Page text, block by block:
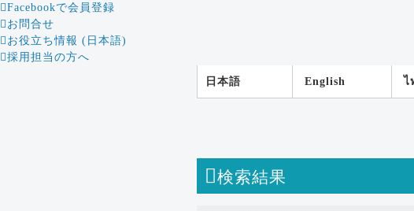
Facebookで会員登録
お問合せ
お役立ち情報 (日本語)
採用担当の方へ
日本語 English ไ
検索結果